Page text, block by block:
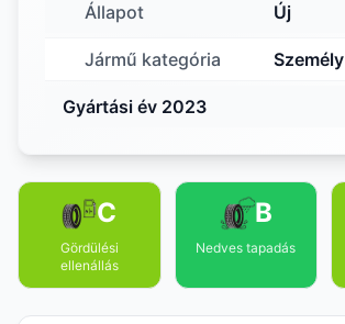
Állapot Új
Jármű kategória Személy
Gyártási év 2023
C
Gördülési
ellenállás
B
Nedves tapadás